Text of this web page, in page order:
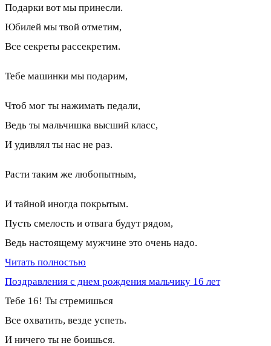
Подарки вот мы принесли.
Юбилей мы твой отметим,
Все секреты рассекретим.
Тебе машинки мы подарим,
Чтоб мог ты нажимать педали,
Ведь ты мальчишка высший класс,
И удивлял ты нас не раз.
Расти таким же любопытным,
И тайной иногда покрытым.
Пусть смелость и отвага будут рядом,
Ведь настоящему мужчине это очень надо.
Читать полностью
Поздравления с днем рождения мальчику 16 лет
Тебе 16! Ты стремишься
Все охватить, везде успеть.
И ничего ты не боишься.